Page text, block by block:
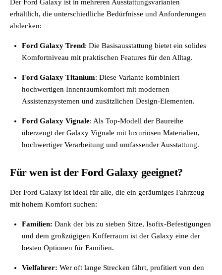
Der Ford Galaxy ist in mehreren Ausstattungsvarianten
erhältlich, die unterschiedliche Bedürfnisse und Anforderungen
abdecken:
Ford Galaxy Trend: Die Basisausstattung bietet ein solides
Komfortniveau mit praktischen Features für den Alltag.
Ford Galaxy Titanium: Diese Variante kombiniert
hochwertigen Innenraumkomfort mit modernen
Assistenzsystemen und zusätzlichen Design-Elementen.
Ford Galaxy Vignale: Als Top-Modell der Baureihe
überzeugt der Galaxy Vignale mit luxuriösen Materialien,
hochwertiger Verarbeitung und umfassender Ausstattung.
Für wen ist der Ford Galaxy geeignet?
Der Ford Galaxy ist ideal für alle, die ein geräumiges Fahrzeug
mit hohem Komfort suchen:
Familien: Dank der bis zu sieben Sitze, Isofix-Befestigungen
und dem großzügigen Kofferraum ist der Galaxy eine der
besten Optionen für Familien.
Vielfahrer: Wer oft lange Strecken fährt, profitiert von den